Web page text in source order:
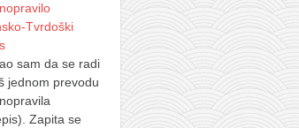
Tvrdoški
sam da se radi
jednom prevodu
Zapita se